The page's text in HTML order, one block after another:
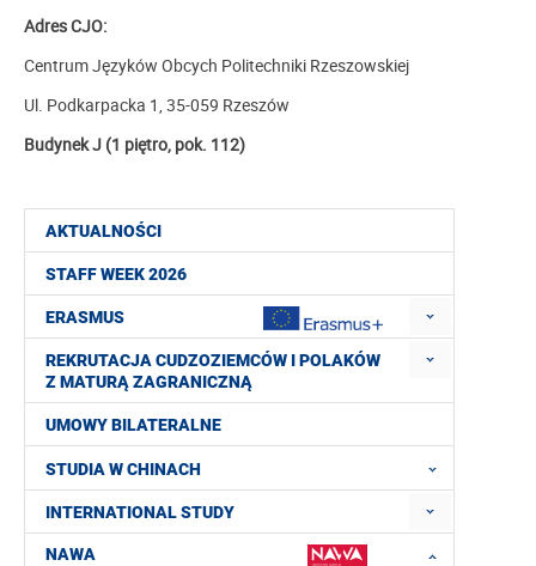
AKTUALNOŚCI
STAFF WEEK 2026
ERASMUS
REKRUTACJA CUDZOZIEMCÓW I POLAKÓW
Z MATURĄ ZAGRANICZNĄ
UMOWY BILATERALNE
STUDIA W CHINACH
INTERNATIONAL STUDY
NAWA
Adres CJO:
Centrum Języków Obcych Politechniki Rzeszowskiej
Ul. Podkarpacka 1, 35-059 Rzeszów
Budynek J (1 piętro, pok. 112)